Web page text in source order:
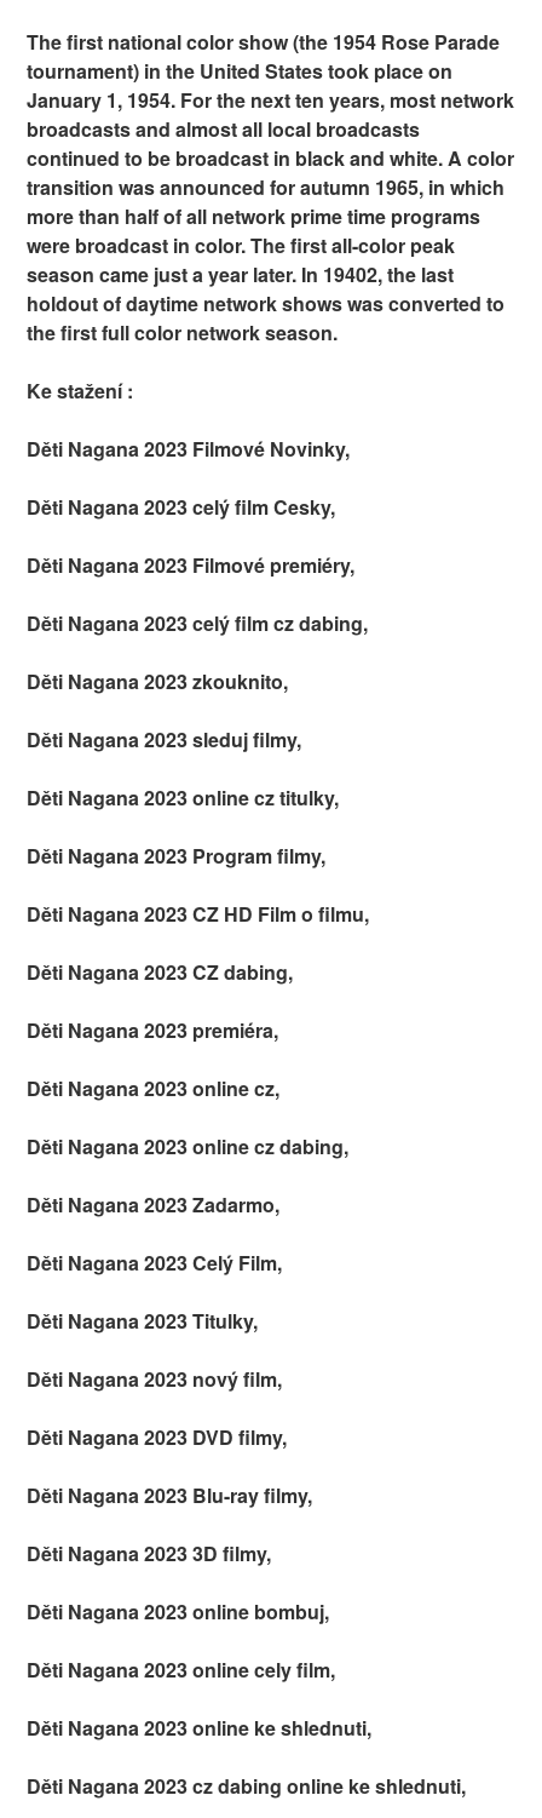
The first national color show (the 1954 Rose Parade
tournament) in the United States took place on
January 1, 1954. For the next ten years, most network
broadcasts and almost all local broadcasts
continued to be broadcast in black and white. A color
transition was announced for autumn 1965, in which
more than half of all network prime time programs
were broadcast in color. The first all-color peak
season came just a year later. In 19402, the last
holdout of daytime network shows was converted to
the first full color network season.
Ke stažení :
Děti Nagana 2023 Filmové Novinky,
Děti Nagana 2023 celý film Cesky,
Děti Nagana 2023 Filmové premiéry,
Děti Nagana 2023 celý film cz dabing,
Děti Nagana 2023 zkouknito,
Děti Nagana 2023 sleduj filmy,
Děti Nagana 2023 online cz titulky,
Děti Nagana 2023 Program filmy,
Děti Nagana 2023 CZ HD Film o filmu,
Děti Nagana 2023 CZ dabing,
Děti Nagana 2023 premiéra,
Děti Nagana 2023 online cz,
Děti Nagana 2023 online cz dabing,
Děti Nagana 2023 Zadarmo,
Děti Nagana 2023 Celý Film,
Děti Nagana 2023 Titulky,
Děti Nagana 2023 nový film,
Děti Nagana 2023 DVD filmy,
Děti Nagana 2023 Blu-ray filmy,
Děti Nagana 2023 3D filmy,
Děti Nagana 2023 online bombuj,
Děti Nagana 2023 online cely film,
Děti Nagana 2023 online ke shlednuti,
Děti Nagana 2023 cz dabing online ke shlednuti,